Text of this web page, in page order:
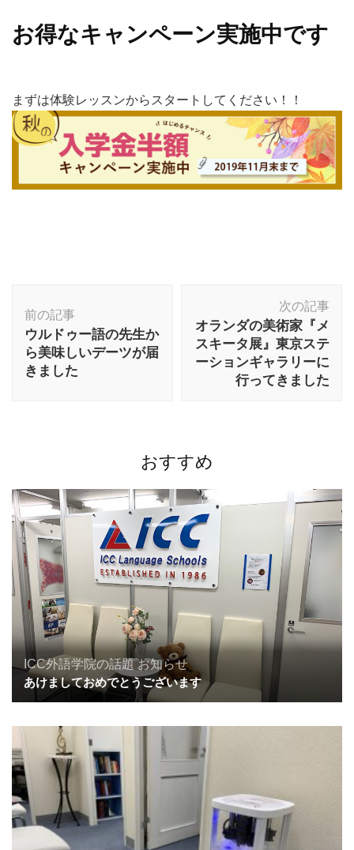
お得なキャンペーン実施中です
まずは体験レッスンからスタートしてください！！
稿
ナ
ビ
ゲ
前の記事
ウルドゥー語の先生か
ら美味しいデーツが届
きました
次の記事
オランダの美術家『メ
スキータ展』東京ステ
ーションギャラリーに
行ってきました
おすすめ
ICC外語学院の話題 お知らせ
あけましておめでとうございます